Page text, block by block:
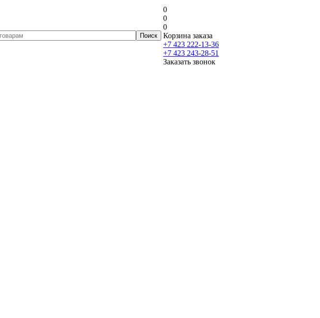
0
0
0
Корзина заказа
+7 423 222-13-36
+7 423 243-28-51
Заказать звонок